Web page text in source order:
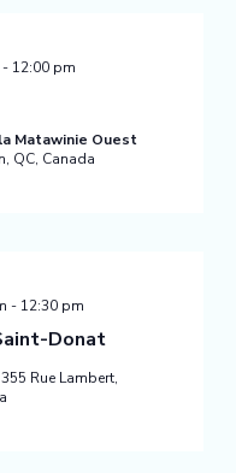
- 12:00 pm
Matawinie Ouest
QC, Canada
Donat
- 12:30 pm
355 Rue Lambert,